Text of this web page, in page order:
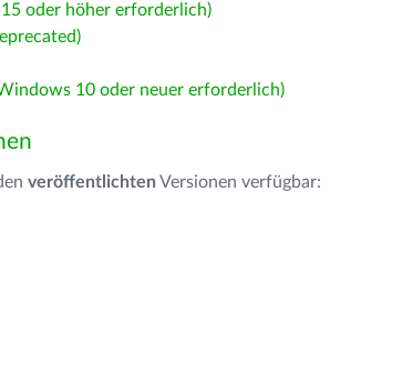
oder höher erforderlich)
10 oder neuer erforderlich)
veröffentlichten Versionen verfügbar: